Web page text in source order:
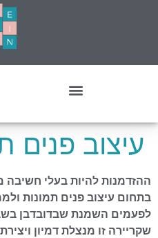
עיצוב פנים
ההזדמנות להיות בעלי חשיבה
בתחום עיצוב פנים תמונות
לפעמים השמנת שבדובדבן
שקריירה זו מנצלת דמיון